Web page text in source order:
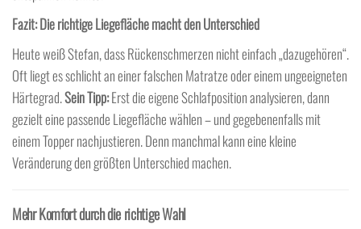
Fazit: Die richtige Liegefläche macht den Unterschied
Heute weiß Stefan, dass Rückenschmerzen nicht einfach „dazugehören“.
Oft liegt es schlicht an einer falschen Matratze oder einem ungeeigneten
Härtegrad.Sein Tipp:Erst die eigene Schlafposition analysieren, dann
gezielt eine passende Liegefläche wählen – und gegebenenfalls mit
einem Topper nachjustieren. Denn manchmal kann eine kleine
Veränderung den größten Unterschied machen.
Mehr Komfort durch die richtige Wahl